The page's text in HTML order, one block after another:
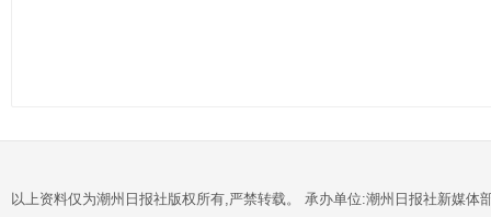
以上资料仅为潮州日报社版权所有,严禁转载。 承办单位:潮州日报社新媒体